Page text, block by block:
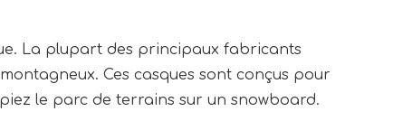
La plupart des principaux fabricants
Ces casques sont conçus pour
le parc de terrains sur un snowboard.